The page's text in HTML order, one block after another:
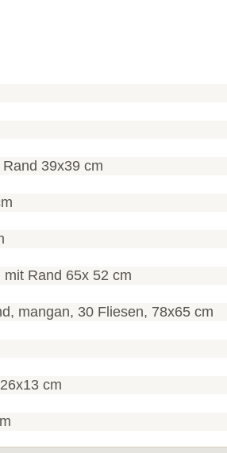
39x39 cm
Rand 65x 52 cm
mangan, 30 Fliesen, 78x65 cm
cm